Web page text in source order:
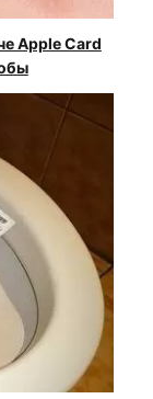
Apple Card